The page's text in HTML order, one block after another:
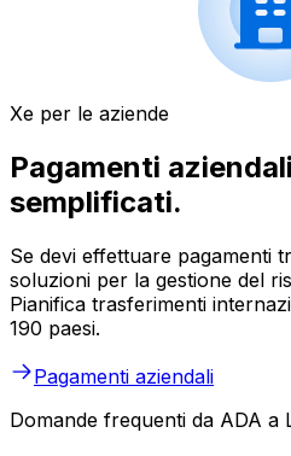
Xe per le aziende
Pagamenti
semplificati.
Se devi effettuare pagamenti
soluzioni per la gestione del
Pianifica trasferimenti
190 paesi.
Pagamenti aziendali
Domande frequenti da ADA a